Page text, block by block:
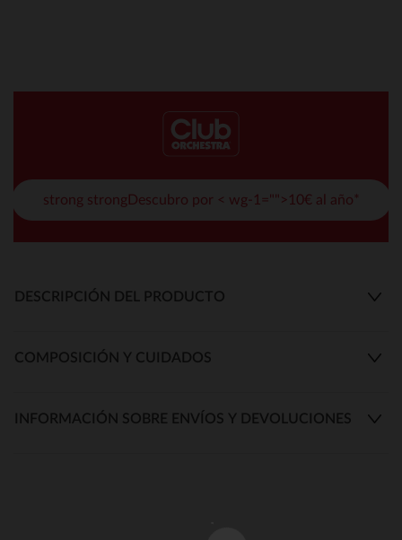
strong strongDescubro por < wg-1="">10€ al año*
DESCRIPCIÓN DEL PRODUCTO
COMPOSICIÓN Y CUIDADOS
INFORMACIÓN SOBRE ENVÍOS Y DEVOLUCIONES